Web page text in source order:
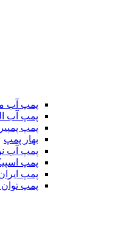
پمپ آب
پمپ آب
پمپ
بهار پمپ
پمپ آب
پمپ
پمپ
پمپ